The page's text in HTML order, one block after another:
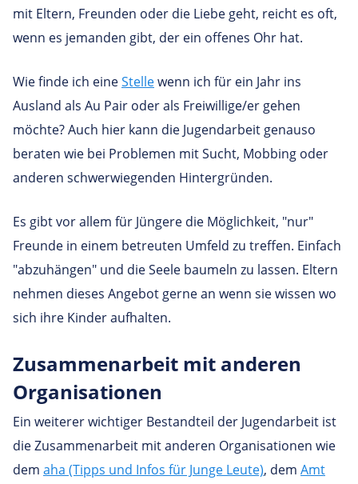
mit Eltern, Freunden oder die Liebe geht, reicht es oft,
wenn es jemanden gibt, der ein offenes Ohr hat.
Wie finde ich eineStellewenn ich für ein Jahr ins
Ausland als Au Pair oder als Freiwillige/er gehen
möchte? Auch hier kann die Jugendarbeit genauso
beraten wie bei Problemen mit Sucht, Mobbing oder
anderen schwerwiegenden Hintergründen.
Es gibt vor allem für Jüngere die Möglichkeit, "nur"
Freunde in einem betreuten Umfeld zu treffen. Einfach
"abzuhängen" und die Seele baumeln zu lassen. Eltern
nehmen dieses Angebot gerne an wenn sie wissen wo
sich ihre Kinder aufhalten.
Zusam­men­ar­beit mit anderen
Organisationen
Ein weiterer wichtiger Bestandteil der Jugendarbeit ist
die Zusammenarbeit mit anderen Organisationen wie
dem aha (Tipps und Infos für Junge Leute), dem Amt